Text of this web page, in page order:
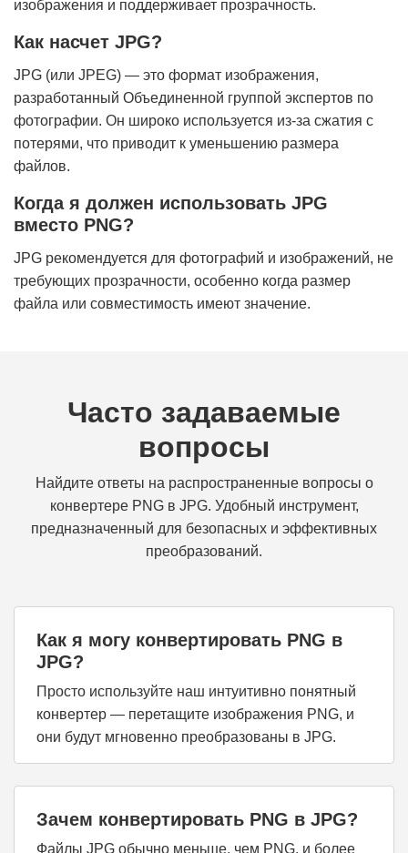
изображения и поддерживает прозрачность.
Как насчет JPG?
JPG (или JPEG) — это формат изображения,
разработанный Объединенной группой экспертов по
фотографии. Он широко используется из-за сжатия с
потерями, что приводит к уменьшению размера
файлов.
Когда я должен использовать JPG
вместо PNG?
JPG рекомендуется для фотографий и изображений, не
требующих прозрачности, особенно когда размер
файла или совместимость имеют значение.
Часто задаваемые
вопросы
Найдите ответы на распространенные вопросы о
конвертере PNG в JPG. Удобный инструмент,
предназначенный для безопасных и эффективных
преобразований.
Как я могу конвертировать PNG в
JPG?
Просто используйте наш интуитивно понятный
конвертер — перетащите изображения PNG, и
они будут мгновенно преобразованы в JPG.
Зачем конвертировать PNG в JPG?
Файлы JPG обычно меньше, чем PNG, и более